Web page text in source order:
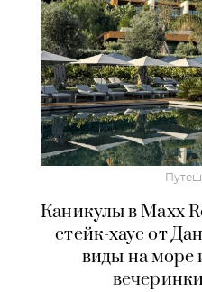
Каникулы в Maxx
стейк-хаус от
виды на море